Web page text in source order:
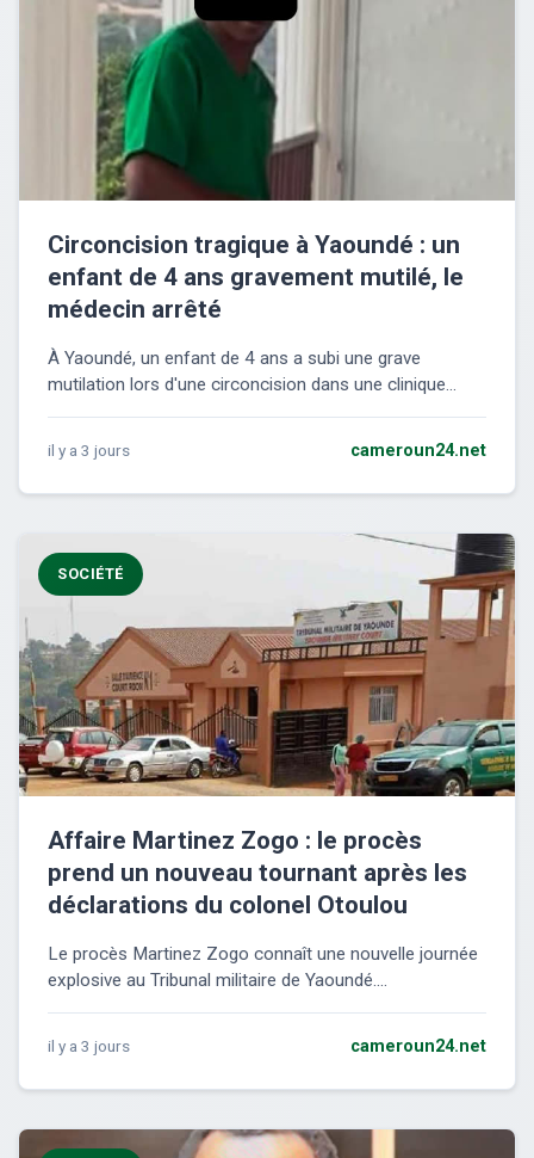
Circoncision tragique à Yaoundé : un
enfant de 4 ans gravement mutilé, le
médecin arrêté
À Yaoundé, un enfant de 4 ans a subi une grave
mutilation lors d'une circoncision dans une clinique...
il y a 3 jours cameroun24.net
SOCIÉTÉ
Affaire Martinez Zogo : le procès
prend un nouveau tournant après les
déclarations du colonel Otoulou
Le procès Martinez Zogo connaît une nouvelle journée
explosive au Tribunal militaire de Yaoundé....
il y a 3 jours cameroun24.net